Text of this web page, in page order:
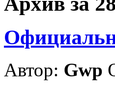
Автор: Gwp